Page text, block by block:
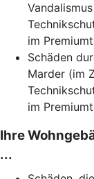
im
Schäden
Marder (im
im
Ihre
...